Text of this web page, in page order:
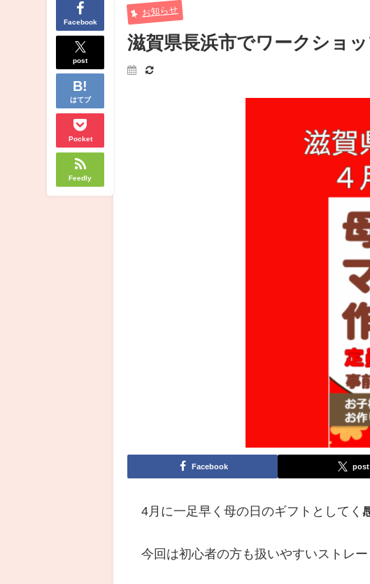
Facebook
post
はてブ
Pocket
Feedly
お知らせ
滋賀県長浜市でワークショ
Facebook post
4月に一足早く母の日のギフトとしてく
今回は初心者の方も扱いやすいストレ